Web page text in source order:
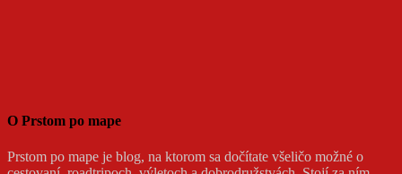
O Prstom po mape
Prstom po mape je blog, na ktorom sa dočítate všeličo možné o